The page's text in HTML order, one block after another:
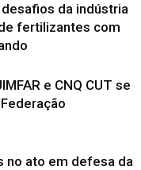
da indústria
fertilizantes com
e CNQ CUT se
no ato em defesa da